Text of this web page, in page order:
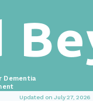
Updated on July 27, 2026
Dementia